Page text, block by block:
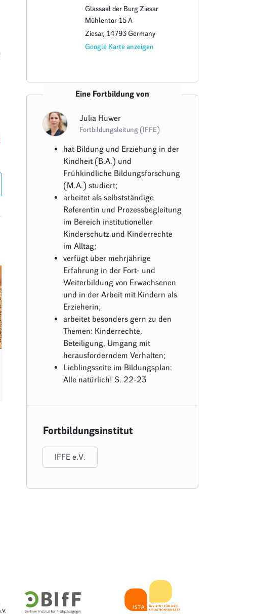
Glassaal der Burg Ziesar
Mühlentor 15 A
Ziesar, 14793 Germany
Google Karte anzeigen
Eine Fortbildung von
Julia Huwer
Fortbildungsleitung (IFFE)
hat Bildung und Erziehung in der
Kindheit (B.A.) und
Frühkindliche Bildungsforschung
(M.A.) studiert;
arbeitet als selbstständige
Referentin und Prozessbegleitung
im Bereich institutioneller
Kinderschutz und Kinderrechte
im Alltag;
verfügt über mehrjährige
Erfahrung in der Fort- und
Weiterbildung von Erwachsenen
und in der Arbeit mit Kindern als
Erzieherin;
arbeitet besonders gern zu den
Themen: Kinderrechte,
Beteiligung, Umgang mit
herausforderndem Verhalten;
Lieblingsseite im Bildungsplan:
Alle natürlich! S. 22-23
Fortbildungsinstitut
IFFE e.V.